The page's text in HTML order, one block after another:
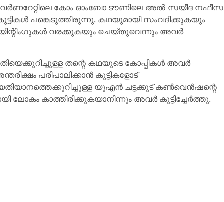
കോം ഓംബോ ടൗണിലെ അൽ-സയീദ നഫീസ
പങ്കെടുത്തിരുന്നു, കഥയുമായി സംവദിക്കുകയും
വരക്കുകയും ചെയ്തുവെന്നും അവർ
തന്റെ കഥയുടെ കോപ്പികൾ അവർ
പരിപാലിക്കാൻ കുട്ടികളോട്
വ്യതിയാനത്തെക്കുറിച്ചുള്ള യുഎൻ ചട്ടക്കൂട് കൺവെൻഷന്റെ
ലോകം കാത്തിരിക്കുകയാനിന്നും അവർ കൂട്ടിച്ചേർത്തു.